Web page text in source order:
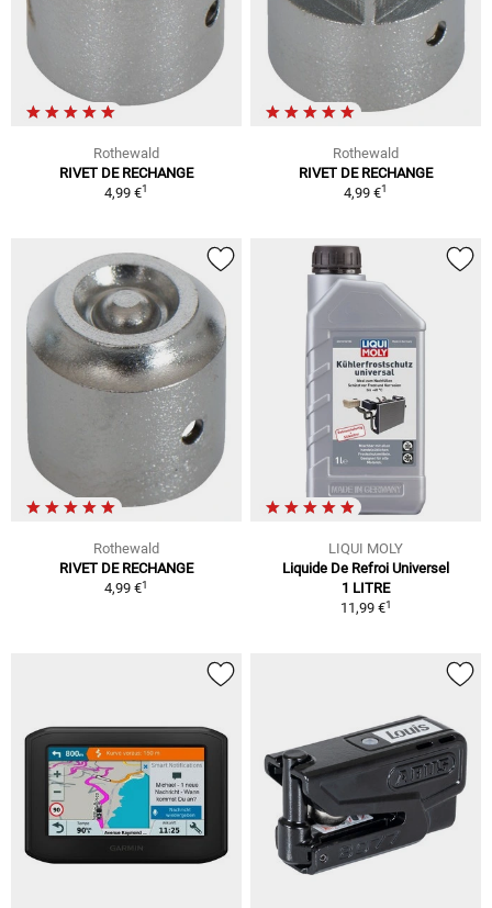
Rothewald
RIVET DE RECHANGE
4,99 €1
Rothewald
RIVET DE RECHANGE
4,99 €1
Rothewald
RIVET DE RECHANGE
4,99 €1
LIQUI MOLY
Liquide De Refroi Universel
1 LITRE
11,99 €1